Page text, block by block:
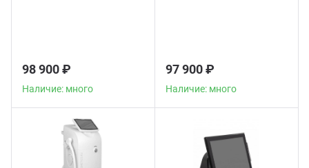
98 900 ₽
Наличие: много
97 900 ₽
Наличие: много